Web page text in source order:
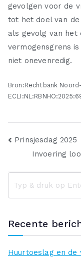
gevolgen voor de
tot het doel van
als gevolg van het
vermogensgrens
niet onevenredig.
Bron:Rechtbank
Bericht
navigatie
Prinsjesdag 2025
Invoering
Recente
Huurtoeslag en de